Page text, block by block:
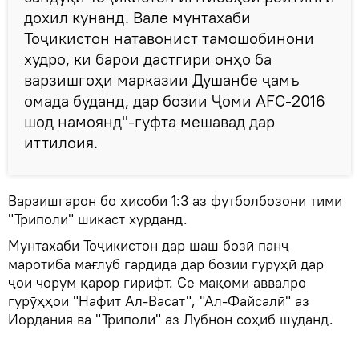
дохил кунанд. Вале мунтахаби
Тоҷикистон натавонист тамошобинони
худро, ки барои дастгири онҳо ба
варзишгоҳи марказии Душанбе ҷамъ
омада буданд, дар бозии Ҷоми AFC-2016
шод намоянд"-гуфта мешавад дар
иттилоия.
Варзишгарон бо ҳисоби 1:3 аз футболбозони тими
"Триполи" шикаст хурданд.
Мунтахаби Тоҷикистон дар шаш бозӣ панҷ
маротиба мағлуб гардида дар бозии гуруҳӣ дар
ҷои чорум қарор гирифт. Се мақоми аввалро
гурӯҳҳои "Нафит Ал-Васат", "Ал-Файсалӣ" аз
Иордания ва "Триполи" аз Лубнон соҳиб шуданд.